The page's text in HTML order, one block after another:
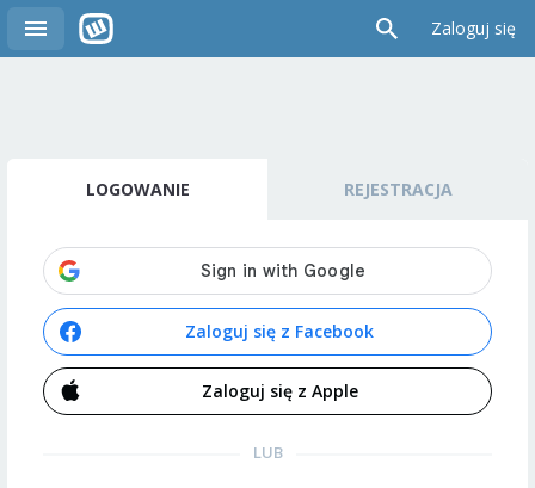
Zaloguj się
LOGOWANIE REJESTRACJA
Zaloguj się z Facebook
Zaloguj się z Apple
LUB